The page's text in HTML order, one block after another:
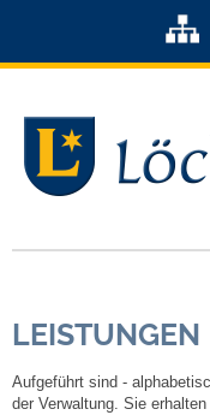
Grußwort
Kurzportrait
LEISTUNGEN
Aufgeführt sind -
der Verwaltung. Sie